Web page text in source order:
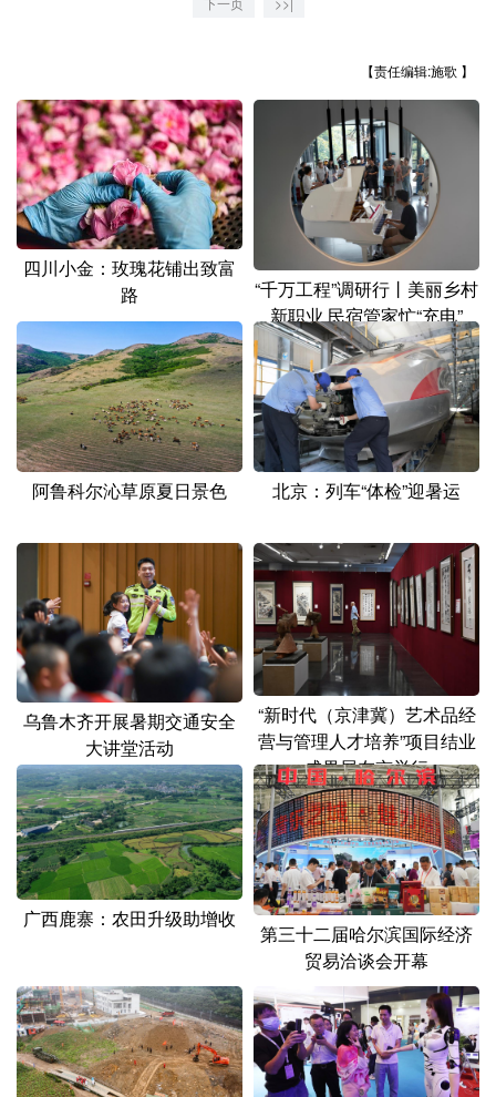
【责任编辑:施歌 】
四川小金：玫瑰花铺出致富
路
“千万工程”调研行丨美丽乡村
新职业 民宿管家忙“充电”
阿鲁科尔沁草原夏日景色 北京：列车“体检”迎暑运
乌鲁木齐开展暑期交通安全
大讲堂活动
“新时代（京津冀）艺术品经
营与管理人才培养”项目结业
成果展在京举行
广西鹿寨：农田升级助增收
第三十二届哈尔滨国际经济
贸易洽谈会开幕